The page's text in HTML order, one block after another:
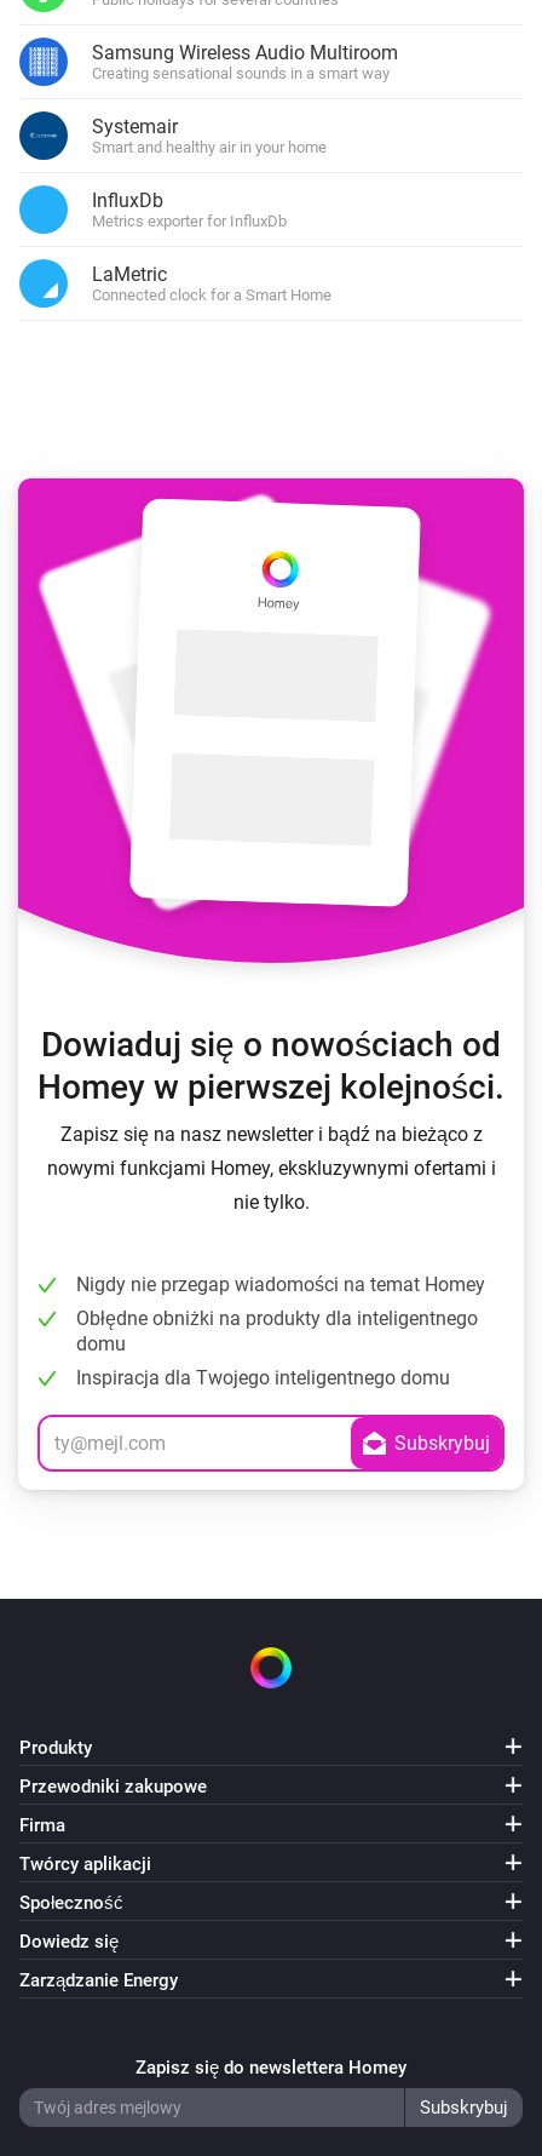
Samsung Wireless Audio Multiroom
Creating sensational sounds in a smart way
Systemair
Smart and healthy air in your home
InfluxDb
Metrics exporter for InfluxDb
LaMetric
Connected clock for a Smart Home
Dowiaduj się o nowościach od
Homey w pierwszej kolejności.
Zapisz się na nasz newsletter i bądź na bieżąco z
nowymi funkcjami Homey, ekskluzywnymi ofertami i
nie tylko.
Nigdy nie przegap wiadomości na temat Homey
Obłędne obniżki na produkty dla inteligentnego
domu
Inspiracja dla Twojego inteligentnego domu
Produkty
Przewodniki zakupowe
Firma
Twórcy aplikacji
Społeczność
Dowiedz się
Zarządzanie Energy
Zapisz się do newslettera Homey